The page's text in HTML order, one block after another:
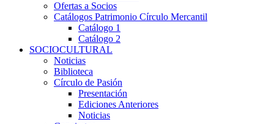
Ofertas a Socios
Catálogos Patrimonio Círculo Mercantil
Catálogo 1
Catálogo 2
SOCIOCULTURAL
Noticias
Biblioteca
Círculo de Pasión
Presentación
Ediciones Anteriores
Noticias